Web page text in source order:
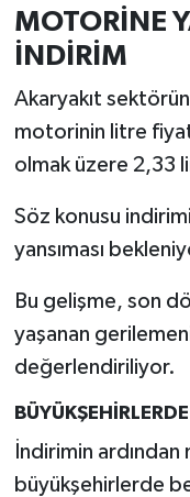
MOTORİNE
İNDİRİM
Akaryakıt
motorinin litre
olmak üzere 2,33
Söz konusu
yansıması
Bu gelişme, son
yaşanan
değerlendiriliyor.
İndirimin
büyükşehirlerde
Köşe Yazıları
Kültür Sanat
Kütahya
Pazarlar
Politika
Resmi İlan
Rüya Tabirleri